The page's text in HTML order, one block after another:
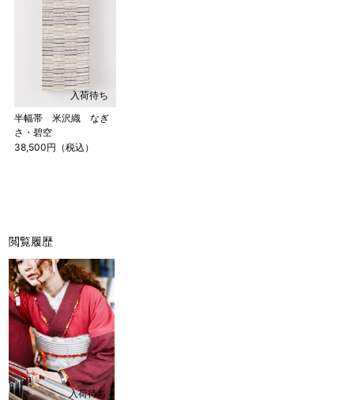
入荷待ち
半幅帯 米沢織 なぎ
さ・碧空
38,500円（税込）
閲覧履歴
入荷待ち